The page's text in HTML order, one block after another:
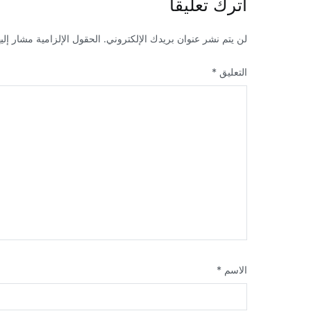
اترك تعليقاً
لن يتم نشر عنوان بريدك الإلكتروني. الحقول الإلزامية مشار
التعليق *
الاسم *